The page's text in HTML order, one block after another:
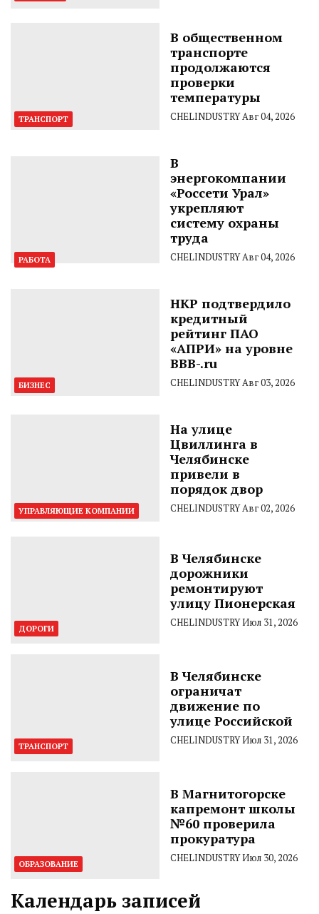
ТРАНСПОРТ
В общественном
транспорте
продолжаются
проверки
температуры
CHELINDUSTRYАвг 04, 2026
РАБОТА
В
энергокомпании
«Россети Урал»
укрепляют
систему охраны
труда
CHELINDUSTRYАвг 04, 2026
БИЗНЕС
НКР подтвердило
кредитный
рейтинг ПАО
«АПРИ» на уровне
BBB-.ru
CHELINDUSTRYАвг 03, 2026
УПРАВЛЯЮЩИЕ КОМПАНИИ
На улице
Цвиллинга в
Челябинске
привели в
порядок двор
CHELINDUSTRYАвг 02, 2026
ДОРОГИ
В Челябинске
дорожники
ремонтируют
улицу Пионерская
CHELINDUSTRYИюл 31, 2026
ТРАНСПОРТ
В Челябинске
ограничат
движение по
улице Российской
CHELINDUSTRYИюл 31, 2026
ОБРАЗОВАНИЕ
В Магнитогорске
капремонт школы
№60 проверила
прокуратура
CHELINDUSTRYИюл 30, 2026
Календарь записей